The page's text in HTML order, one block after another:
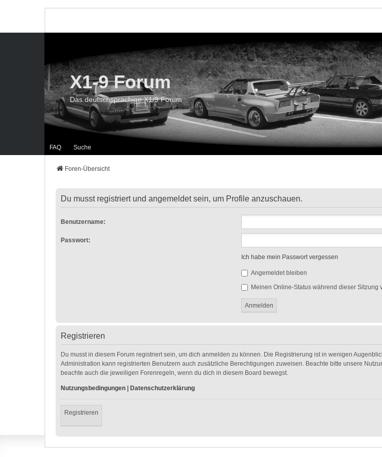
FAQ Suche
X1-9 Forum
Das deutschsprachige X1/9 Forum
Foren-Übersicht
Du musst registriert und angemeldet sein, um Profile anzuschauen.
Benutzername:
Passwort:
Ich habe mein Passwort vergessen
Angemeldet bleiben
Meinen Online-Status während dieser Sitzung
Registrieren
Du musst in diesem Forum registriert sein, um dich anmelden zu können. Die Registrierung ist in wenigen
Administration kann registrierten Benutzern auch zusätzliche Berechtigungen zuweisen. Beachte bitte unsere
beachte auch die jeweiligen Forenregeln, wenn du dich in diesem Board bewegst.
Nutzungsbedingungen Datenschutzerklärung
Registrieren